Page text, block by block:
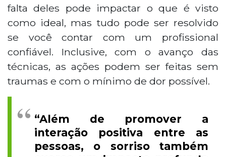
falta deles pode impactar o que é visto
como ideal, mas tudo pode ser resolvido
se você contar com um profissional
confiável. Inclusive, com o avanço das
técnicas, as ações podem ser feitas sem
traumas e com o mínimo de dor possível.
“Além de promover a
interação positiva entre as
pessoas, o sorriso também